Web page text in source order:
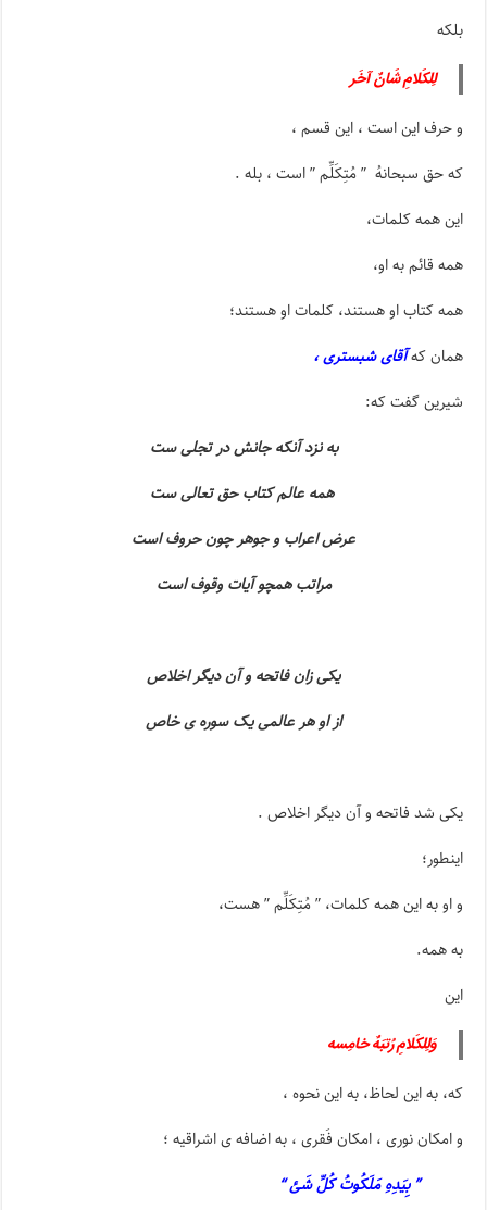
بلکه
لِلکَلامِ شَانٌ آخَر
و حرف این است ، این قسم ،
که حق سبحانهُ ” مُتِکَلِّم ” است ، بله .
این همه کلمات،
همه قائم به او،
همه کتاب او هستند، کلمات او هستند؛
همان کهآقای شبستری ،
شیرین گفت که:
به نزد آنکه جانش در تجلی ست
همه عالم کتاب حق تعالی ست
عرض اعراب و جوهر چون حروف است
مراتب همچو آیات وقوف است
یکی زان فاتحه و آن دیگر اخلاص
از او هر عالمی یک سوره ی خاص
یکی شد فاتحه و آن دیگر اخلاص .
اینطور؛
و او به این همه کلمات، ” مُتِکَلِّم ” هست،
به همه.
این
وَلِلکَلامِ رُتبَهٌ خامِسه
که، به این لحاظ، به این نحوه ،
و امکان نوری ، امکان فَقری ، به اضافه ی اشراقیه ؛
” بِیَدِهِ مَلَکُوتُ کُلِّ شَئ “